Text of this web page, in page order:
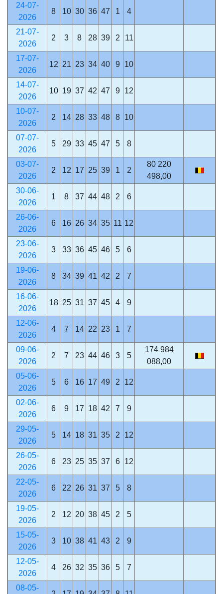
24-07-
2026
8 10 30 36 47 1 4
21-07-
2026
2 3 8 28 39 2 11
17-07-
2026
12 21 23 34 40 9 10
14-07-
2026
10 19 37 42 47 9 12
10-07-
2026
2 14 28 33 48 8 10
07-07-
2026
5 29 33 45 47 5 8
03-07-
2026
2 12 17 25 39 1 2
80 220
498,00
30-06-
2026
1 8 37 44 48 2 6
26-06-
2026
6 16 26 34 35 11 12
23-06-
2026
3 33 36 45 46 5 6
19-06-
2026
8 34 39 41 42 2 7
16-06-
2026
18 25 31 37 45 4 9
12-06-
2026
4 7 14 22 23 1 7
09-06-
2026
2 7 23 44 46 3 5
174 984
088,00
05-06-
2026
5 6 16 17 49 2 12
02-06-
2026
6 9 17 18 42 7 9
29-05-
2026
5 14 18 31 35 2 12
26-05-
2026
6 23 25 35 37 6 12
22-05-
2026
6 22 26 31 37 5 8
19-05-
2026
2 12 20 38 45 2 5
15-05-
2026
3 10 38 41 43 2 9
12-05-
2026
4 26 32 35 36 5 7
08-05-